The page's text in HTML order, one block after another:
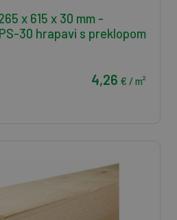
x 615 x 30 mm -
30 hrapavi s preklopom
4,26 € / m²